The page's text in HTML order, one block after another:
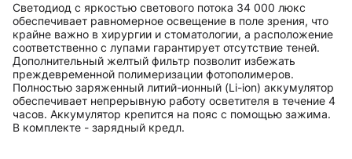
Светодиод с яркостью светового потока 34 000 люкс
обеспечивает равномерное освещение в поле зрения, что
крайне важно в хирургии и стоматологии, а расположение
соответственно с лупами гарантирует отсутствие теней.
Дополнительный желтый фильтр позволит избежать
преждевременной полимеризации фотополимеров.
Полностью заряженный литий-ионный (Li-ion) аккумулятор
обеспечивает непрерывную работу осветителя в течение 4
часов. Аккумулятор крепится на пояс с помощью зажима.
В комплекте - зарядный кредл.